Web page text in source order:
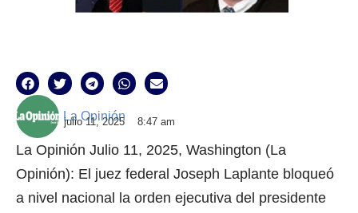
La Opinión
julio 11, 2025 8:47 am
La Opinión Julio 11, 2025, Washington (La
Opinión): El juez federal Joseph Laplante bloqueó
a nivel nacional la orden ejecutiva del presidente